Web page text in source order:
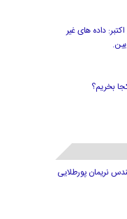
سرمایه گذاری Americas FX News 3 اکتبر: داده های غیر
نریمان پورطلایی